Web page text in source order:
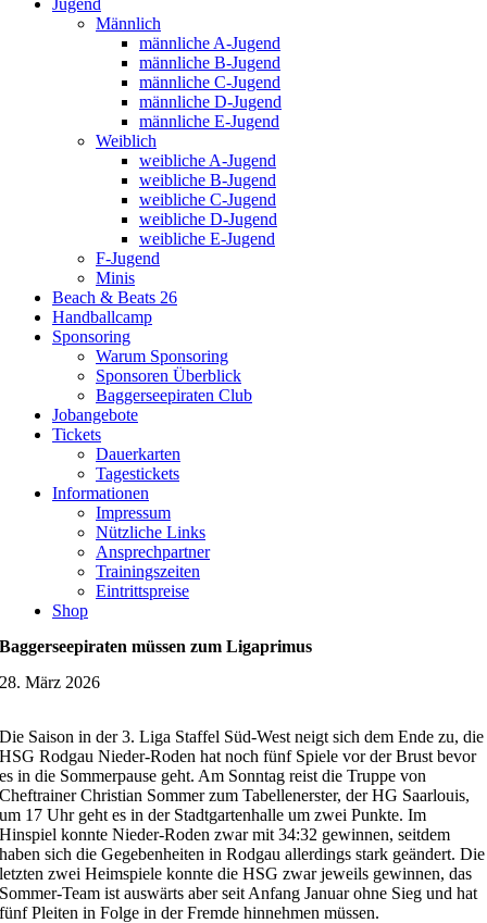
Jugend
Männlich
männliche A-Jugend
männliche B-Jugend
männliche C-Jugend
männliche D-Jugend
männliche E-Jugend
Weiblich
weibliche A-Jugend
weibliche B-Jugend
weibliche C-Jugend
weibliche D-Jugend
weibliche E-Jugend
F-Jugend
Minis
Beach & Beats 26
Handballcamp
Sponsoring
Warum Sponsoring
Sponsoren Überblick
Baggerseepiraten Club
Jobangebote
Tickets
Dauerkarten
Tagestickets
Informationen
Impressum
Nützliche Links
Ansprechpartner
Trainingszeiten
Eintrittspreise
Shop
Baggerseepiraten müssen zum Ligaprimus
28. März 2026
Die Saison in der 3. Liga Staffel Süd-West neigt sich dem Ende zu, die
HSG Rodgau Nieder-Roden hat noch fünf Spiele vor der Brust bevor
es in die Sommerpause geht. Am Sonntag reist die Truppe von
Cheftrainer Christian Sommer zum Tabellenerster, der HG Saarlouis,
um 17 Uhr geht es in der Stadtgartenhalle um zwei Punkte. Im
Hinspiel konnte Nieder-Roden zwar mit 34:32 gewinnen, seitdem
haben sich die Gegebenheiten in Rodgau allerdings stark geändert. Die
letzten zwei Heimspiele konnte die HSG zwar jeweils gewinnen, das
Sommer-Team ist auswärts aber seit Anfang Januar ohne Sieg und hat
fünf Pleiten in Folge in der Fremde hinnehmen müssen.